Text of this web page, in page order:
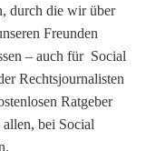
durch die wir über
Freunden
– auch für Social
Rechtsjournalisten
Ratgeber
bei Social